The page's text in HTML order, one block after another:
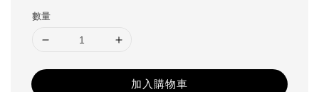
數量
加入購物車